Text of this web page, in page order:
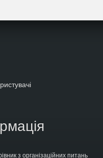
з організаційних питань